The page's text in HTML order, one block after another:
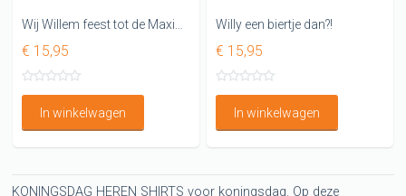
Wij Willem feest tot de Maxima leuk Koningsdag t-shirt heren.
€ 15,95
In winkelwagen
Willy een biertje dan?!
€ 15,95
In winkelwagen
KONINGSDAG HEREN SHIRTS voor koningsdag. Op deze